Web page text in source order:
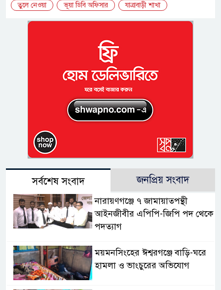
তুলে নেওয়া
ভূয়া ডিবি অফিসার যাত্রাবাড়ী শাখা
সর্বশেষ সংবাদ জনপ্রিয় সংবাদ
নারায়ণগঞ্জে ৭ জামায়াতপন্থী
আইনজীবীর এপিপি-জিপি পদ থেকে
পদত্যাগ
ময়মনসিংহের ঈশ্বরগঞ্জে বাড়ি-ঘরে
হামলা ও ভাংচুরের অভিযোগ